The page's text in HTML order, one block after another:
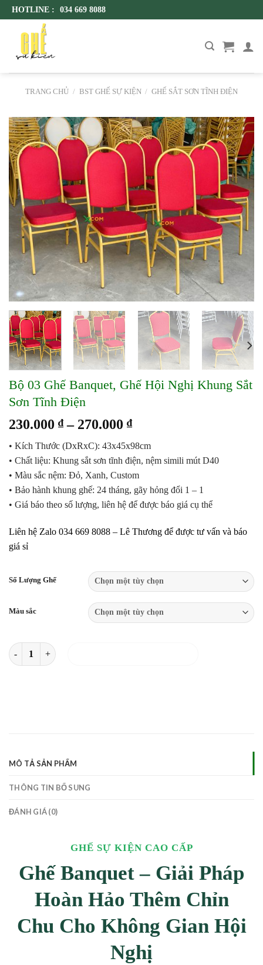
Skip
to
content
HOTLINE : 034 669 8088
TRANG CHỦ / BST GHẾ SỰ KIỆN / GHẾ SẮT SƠN TĨNH ĐIỆN
Bộ 03 Ghế Banquet, Ghế Hội Nghị Khung Sắt
Sơn Tĩnh Điện
230.000 ₫ – 270.000 ₫Khoảng
từ
230.000 ₫
đến
270.000 ₫
• Kích Thước (DxRxC): 43x45x98cm
• Chất liệu: Khung sắt sơn tĩnh điện, nệm simili mút D40
• Màu sắc nệm: Đỏ, Xanh, Custom
• Bảo hành khung ghế: 24 tháng, gãy hỏng đổi 1 – 1
• Giá báo theo số lượng, liên hệ để được báo giá cụ thể
Liên hệ Zalo 034 669 8088 – Lê Thương để được tư vấn và báo
giá sỉ
Số Lượng Ghế
Màu sắc
Bộ 03 Ghế Banquet, Ghế Hội Nghị Khung Sắt Sơn Tĩnh Điện số lượng
MÔ TẢ SẢN PHẨM
THÔNG TIN BỔ SUNG
ĐÁNH GIÁ (0)
GHẾ SỰ KIỆN CAO CẤP
Ghế Banquet – Giải Pháp
Hoàn Hảo Thêm Chỉn
Chu Cho Không Gian Hội
Nghị